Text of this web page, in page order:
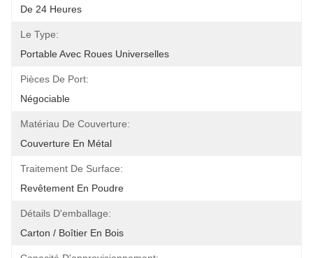
De 24 Heures
Le Type:
Portable Avec Roues Universelles
Pièces De Port:
Négociable
Matériau De Couverture:
Couverture En Métal
Traitement De Surface:
Revêtement En Poudre
Détails D'emballage:
Carton / Boîtier En Bois